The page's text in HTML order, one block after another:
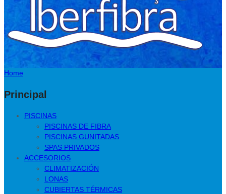
Home
Principal
PISCINAS
PISCINAS DE FIBRA
PISCINAS GUNITADAS
SPAS PRIVADOS
ACCESORIOS
CLIMATIZACIÓN
LONAS
CUBIERTAS TÉRMICAS